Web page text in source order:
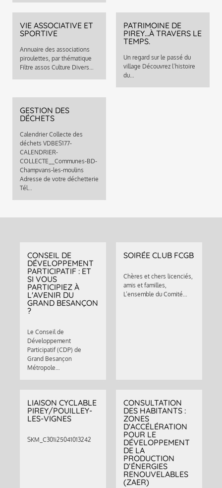
VIE ASSOCIATIVE ET
SPORTIVE
Annuaire des associations
piroulettes, par thématique
Filtre assos Culture Divers…
PATRIMOINE DE
PIREY...À TRAVERS LE
TEMPS.
Un regard sur le passé du
village Découvrez l’histoire
du…
GESTION DES
DÉCHETS
Calendrier Collecte des
déchets VDBES177-
CALENDRIER-
COLLECTE__Communes-BD-
Champvans-les-moulins
Adresse de votre déchetterie
Tél…
CONSEIL DE
DÉVELOPPEMENT
PARTICIPATIF : ET
SI VOUS
PARTICIPIEZ À
L'AVENIR DU
GRAND BESANÇON
?
Le Conseil de
Développement
Participatif (CDP) de
Grand Besançon
Métropole…
SOIRÉE CLUB FCGB
Chères et chers licenciés,
amis et familles,
L’ensemble du Comité…
LIAISON CYCLABLE
PIREY/POUILLEY-
LES-VIGNES
SKM_C301i25041013242
CONSULTATION
DES HABITANTS :
ZONES
D'ACCÉLÉRATION
POUR LE
DÉVELOPPEMENT
DE LA
PRODUCTION
D’ÉNERGIES
RENOUVELABLES
(ZAER)